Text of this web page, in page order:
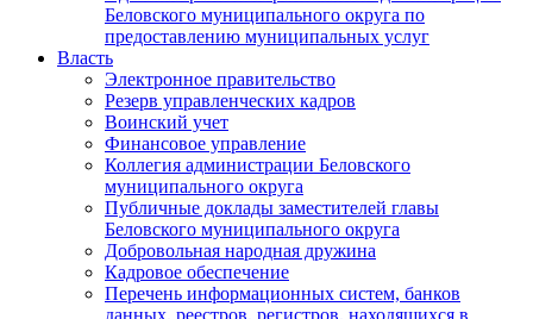
Беловского муниципального округа по
предоставлению муниципальных услуг
Власть
Электронное правительство
Резерв управленческих кадров
Воинский учет
Финансовое управление
Коллегия администрации Беловского
муниципального округа
Публичные доклады заместителей главы
Беловского муниципального округа
Добровольная народная дружина
Кадровое обеспечение
Перечень информационных систем, банков
данных, реестров, регистров, находящихся в